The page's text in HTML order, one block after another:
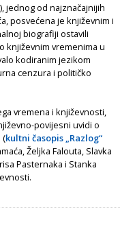
jednog od najznačajnijih
posvećena je književnim i
biografiji ostavili
književnim vremenima u
kodiranim jezikom
cenzura i političko
vremena i književnosti,
povijesni uvidi o
(kultni časopis „Razlog“
Željka Falouta, Slavka
Pasternaka i Stanka